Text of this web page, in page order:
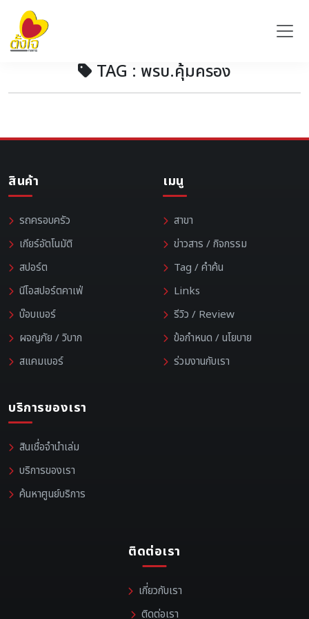
TAG : พรบ.คุ้มครอง
สินค้า
รถครอบครัว
เกียร์อัตโนมัติ
สปอร์ต
นีโอสปอร์ตคาเฟ่
บ๊อบเบอร์
ผจญภัย / วิบาก
สแคมเบอร์
เมนู
สาขา
ข่าวสาร / กิจกรรม
Tag / คำค้น
Links
รีวิว / Review
ข้อกำหนด / นโยบาย
ร่วมงานกับเรา
บริการของเรา
สินเชื่อจำนำเล่ม
บริการของเรา
ค้นหาศูนย์บริการ
ติดต่อเรา
เกี่ยวกับเรา
ติดต่อเรา